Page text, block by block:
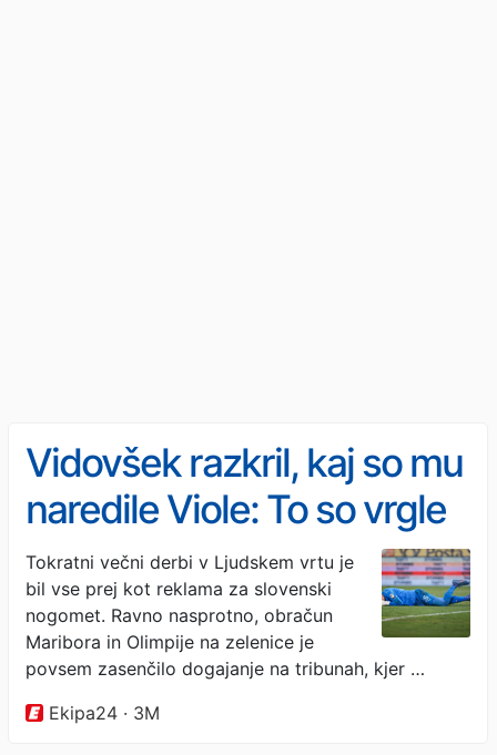
Vidovšek razkril, kaj so mu
naredile Viole: To so vrgle
vame, nato pa ...
Tokratni večni derbi v Ljudskem vrtu je
bil vse prej kot reklama za slovenski
nogomet. Ravno nasprotno, obračun
Maribora in Olimpije na zelenice je
povsem zasenčilo dogajanje na tribunah, kjer …
Ekipa24 · 3M